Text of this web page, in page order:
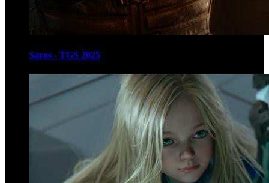
Saros - TGS 2025